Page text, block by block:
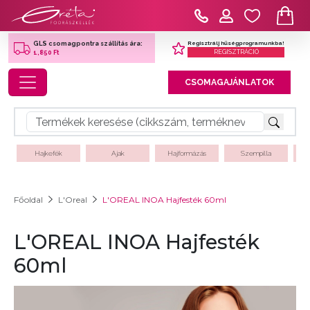
GLS csomagpontra szállítás ára:
1,850 Ft
Regisztrálj hűségprogramunkba!
REGISZTRÁCIÓ
Toggle navigation CSOMAGAJÁNLATOK
Hajkefék Ajak Hajformázás Szempilla
Főoldal L'Oreal L'OREAL INOA Hajfesték 60ml
L'OREAL INOA Hajfesték
60ml